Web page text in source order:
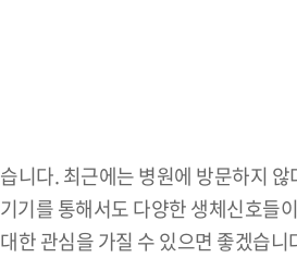
다. 최근에는 병원에 방문하지
를 통해서도 다양한 생체신호들
관심을 가질 수 있으면 좋겠습